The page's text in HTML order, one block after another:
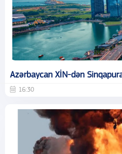
Azərbaycan XİN-dən
16:30